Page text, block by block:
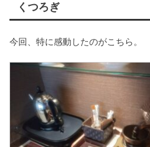
くつろぎ
今回、特に感動したのがこちら。